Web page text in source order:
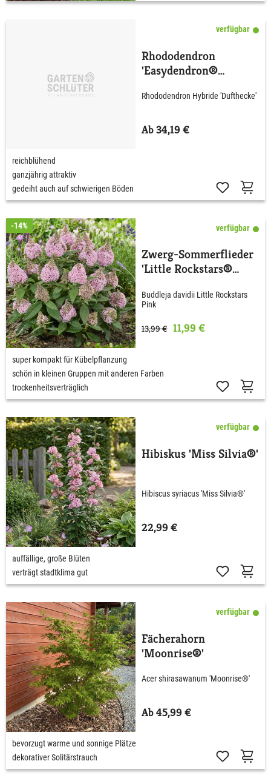
verfügbar
Rhododendron
'Easydendron®
Rhododendron Hybride 'Dufthecke'
Ab 34,19 €
reichblühend
ganzjährig attraktiv
gedeiht auch auf schwierigen Böden
-14% verfügbar
Zwerg-Sommerflieder
'Little Rockstars®
Buddleja davidii Little Rockstars
Pink
13,99 € 11,99 €
super kompakt für Kübelpflanzung
schön in kleinen Gruppen mit anderen Farben
trockenheitsverträglich
verfügbar
Hibiskus 'Miss Silvia®'
Hibiscus syriacus 'Miss Silvia®'
22,99 €
auffällige, große Blüten
verträgt stadtklima gut
verfügbar
Fächerahorn
'Moonrise®'
Acer shirasawanum 'Moonrise®'
Ab 45,99 €
bevorzugt warme und sonnige Plätze
dekorativer Solitärstrauch